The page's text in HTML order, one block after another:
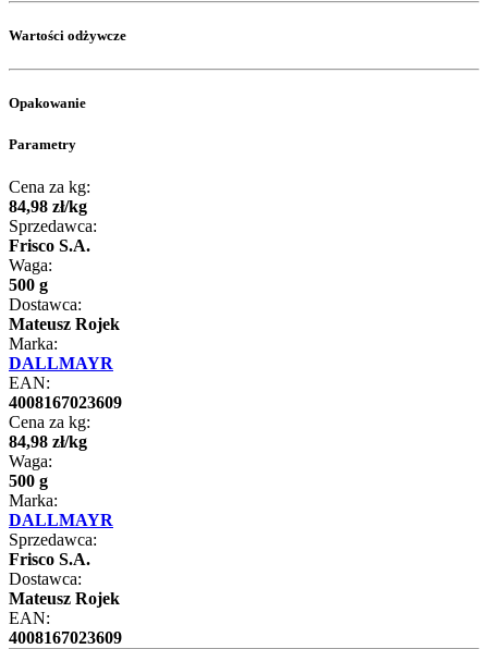
Wartości odżywcze
Opakowanie
Parametry
Cena za kg:
84,98 zł/kg
Sprzedawca:
Frisco S.A.
Waga:
500 g
Dostawca:
Mateusz Rojek
Marka:
DALLMAYR
EAN:
4008167023609
Cena za kg:
84,98 zł/kg
Waga:
500 g
Marka:
DALLMAYR
Sprzedawca:
Frisco S.A.
Dostawca:
Mateusz Rojek
EAN:
4008167023609